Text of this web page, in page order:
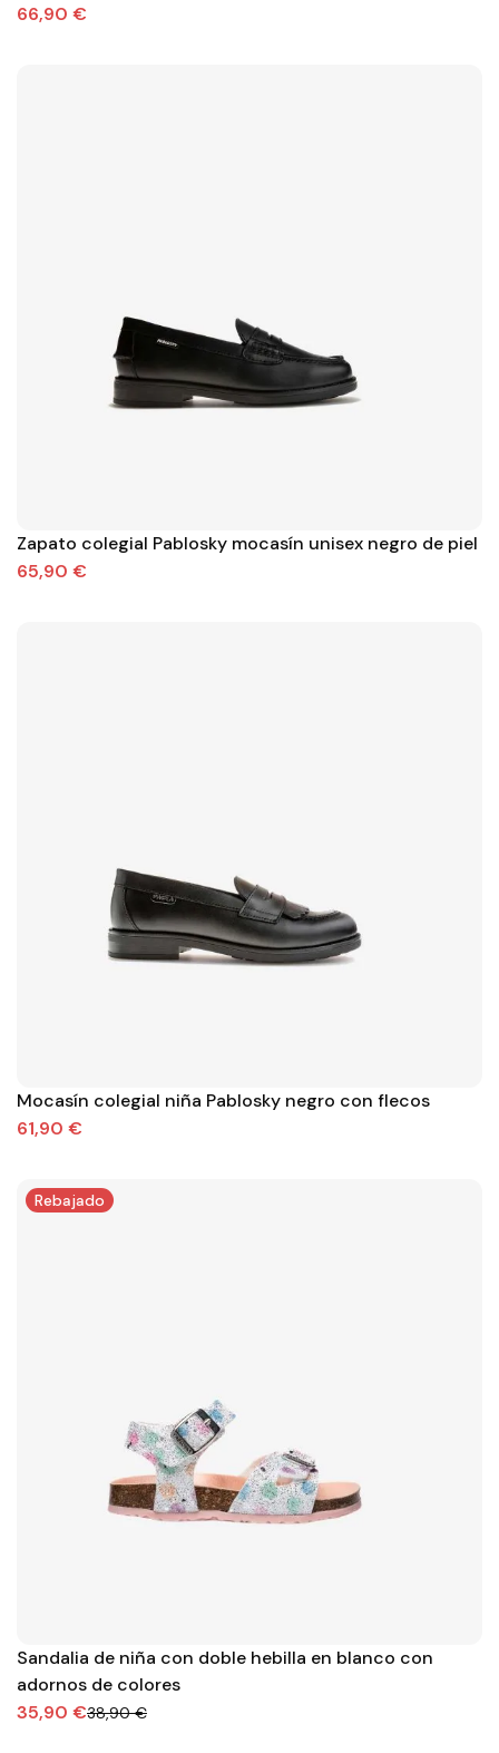
66,90 €
Zapato colegial Pablosky mocasín unisex negro de piel
65,90 €
Mocasín colegial niña Pablosky negro con flecos
61,90 €
Rebajado
Sandalia de niña con doble hebilla en blanco con
adornos de colores
35,90 €38,90 €